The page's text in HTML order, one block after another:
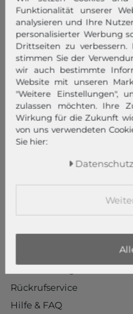
Impressum
AGB
Widerrufsrecht
Datenschutzerklärung
Datenschutzeinstellungen
Barrierefreiheitserklärung
Jobs
Unsere Stores
Mein Konto
Login
Rückrufservice
Hilfe & FAQ
Funktionalität unserer
analysieren und Ihre
personalisierter Werbung
Drittseiten zu
stimmen Sie der
wir auch bestimmte
Website mit unseren
"Weitere Einstellungen",
zulassen möchten. Ihre
Wirkung für die Zukunft
von uns verwendeten
Sie hier: